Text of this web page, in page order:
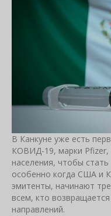
В Канкуне уже есть
КОВИД-19, марки Pfizer,
населения, чтобы
особенно когда США и
эмитенты, начинают
всем, кто
направлений.